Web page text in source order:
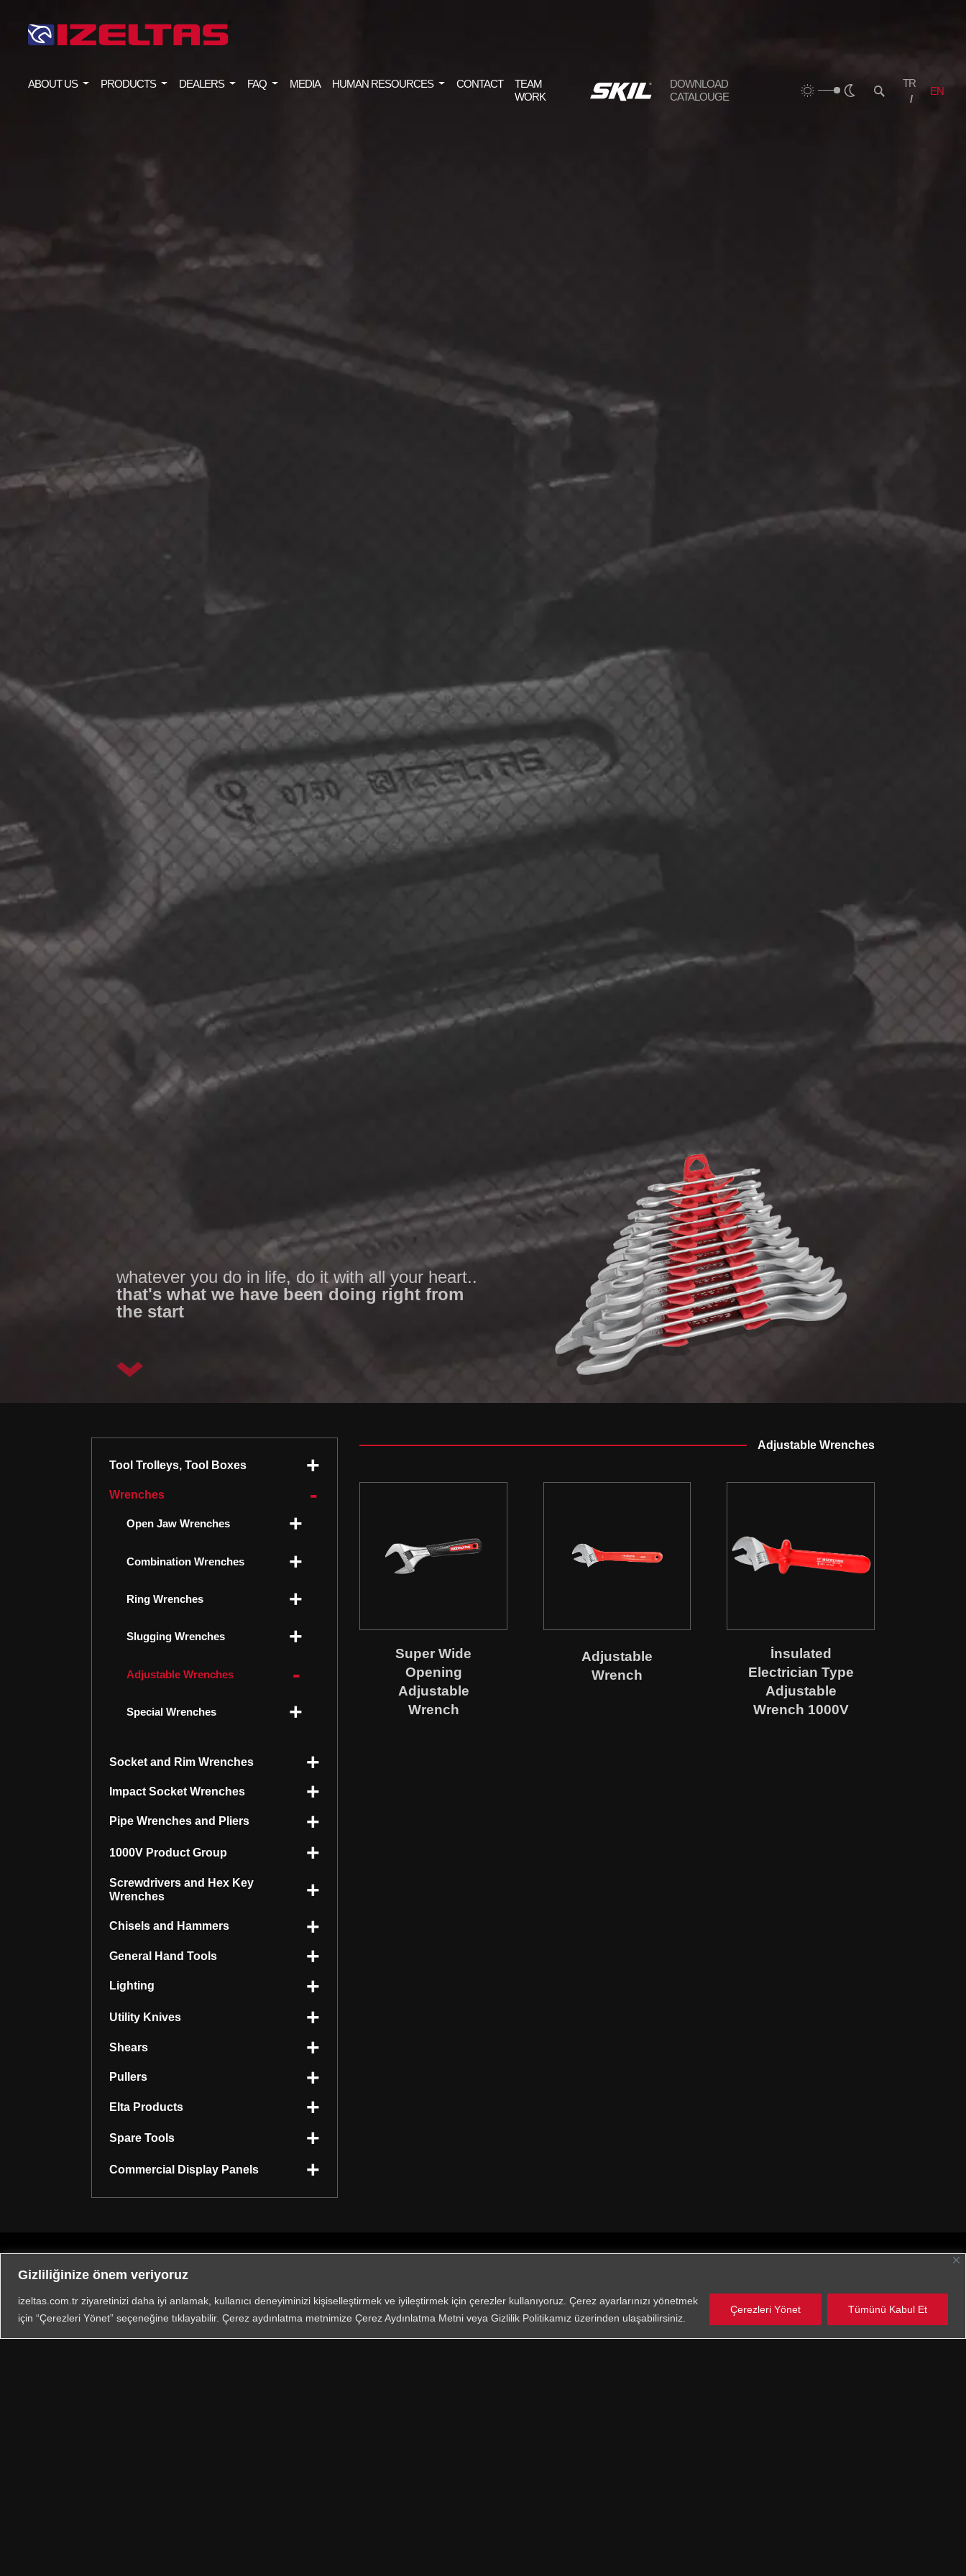
Gizliliğinize önem veriyoruz
izeltas.com.tr ziyaretinizi daha iyi anlamak, kullanıcı deneyiminizi kişiselleştirmek ve iyileştirmek için çerezler kullanıyoruz. Çerez ayarlarınızı yönetmek
için “Çerezleri Yönet” seçeneğine tıklayabilir. Çerez aydınlatma metnimize Çerez Aydınlatma Metni veya Gizlilik Politikamız üzerinden ulaşabilirsiniz.
Çerezleri Yönet Tümünü Kabul Et
ABOUT US PRODUCTS DEALERS FAQ MEDIA HUMAN RESOURCES CONTACT
TEAM
WORK
DOWNLOAD
CATALOUGE
TR
EN
whatever you do in life, do it with all your heart..
that's what we have been doing right from
the start
Tool Trolleys, Tool Boxes
Wrenches
Open Jaw Wrenches
Combination Wrenches
Ring Wrenches
Slugging Wrenches
Adjustable Wrenches
Special Wrenches
Socket and Rim Wrenches
Impact Socket Wrenches
Pipe Wrenches and Pliers
1000V Product Group
Screwdrivers and Hex Key
Wrenches
Chisels and Hammers
General Hand Tools
Lighting
Utility Knives
Shears
Pullers
Elta Products
Spare Tools
Commercial Display Panels
Adjustable Wrenches
Super Wide
Opening
Adjustable
Wrench
Adjustable
Wrench
İnsulated
Electrician Type
Adjustable
Wrench 1000V
Contact With Us